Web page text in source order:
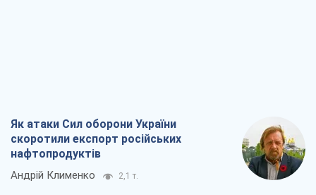
Як атаки Сил оборони України
скоротили експорт російських
нафтопродуктів
Андрій Клименко 2,1 т.